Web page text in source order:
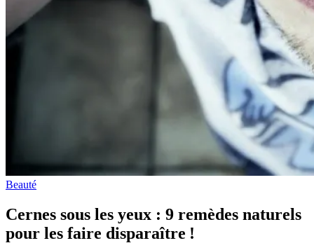
Beauté
Cernes sous les yeux : 9 remèdes naturels
pour les faire disparaître !